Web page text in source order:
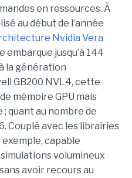
en ressources. À
au début de l’année
Nvidia Vera
embarque jusqu’à 144
la génération
GB200 NVL4, cette
mémoire GPU mais
quant au nombre de
Couplé avec les librairies
exemple, capable
volumineux
avoir recours au